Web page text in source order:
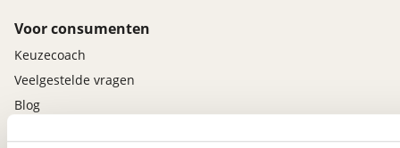
Voor consumenten
Keuzecoach
Veelgestelde vragen
Blog